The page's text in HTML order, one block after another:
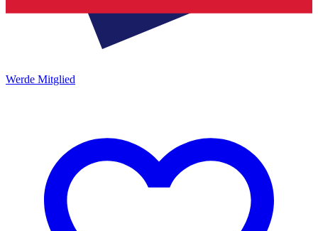
Werde Mitglied